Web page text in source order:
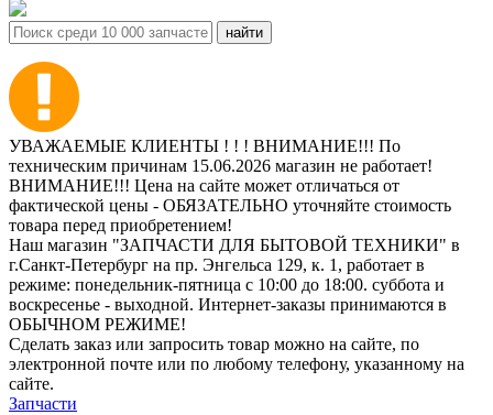
УВАЖАЕМЫЕ КЛИЕНТЫ ! ! ! ВНИМАНИЕ!!! По
техническим причинам 15.06.2026 магазин не работает!
ВНИМАНИЕ!!! Цена на сайте может отличаться от
фактической цены - ОБЯЗАТЕЛЬНО уточняйте стоимость
товара перед приобретением!
Наш магазин "ЗАПЧАСТИ ДЛЯ БЫТОВОЙ ТЕХНИКИ" в
г.Санкт-Петербург на пр. Энгельса 129, к. 1, работает в
режиме: понедельник-пятница с 10:00 до 18:00. суббота и
воскресенье - выходной. Интернет-заказы принимаются в
ОБЫЧНОМ РЕЖИМЕ!
Сделать заказ или запросить товар можно на сайте, по
электронной почте или по любому телефону, указанному на
сайте.
Запчасти